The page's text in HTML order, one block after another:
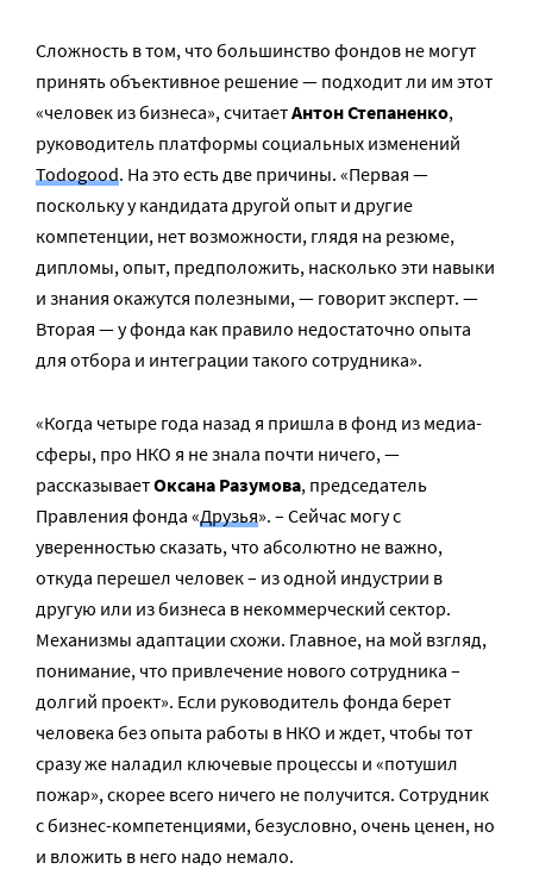
Сложность в том, что большинство фондов не могут
принять объективное решение — подходит ли им этот
«человек из бизнеса», считаетАнтон Степаненко,
руководитель платформы социальных изменений
Todogood. На это есть две причины. «Первая —
поскольку у кандидата другой опыт и другие
компетенции, нет возможности, глядя на резюме,
дипломы, опыт, предположить, насколько эти навыки
и знания окажутся полезными, — говорит эксперт. —
Вторая — у фонда как правило недостаточно опыта
для отбора и интеграции такого сотрудника».
«Когда четыре года назад я пришла в фонд из медиа-
сферы, про НКО я не знала почти ничего, —
рассказываетОксана Разумова, председатель
Правления фонда «Друзья». – Сейчас могу с
уверенностью сказать, что абсолютно не важно,
откуда перешел человек – из одной индустрии в
другую или из бизнеса в некоммерческий сектор.
Механизмы адаптации схожи. Главное, на мой взгляд,
понимание, что привлечение нового сотрудника –
долгий проект». Если руководитель фонда берет
человека без опыта работы в НКО и ждет, чтобы тот
сразу же наладил ключевые процессы и «потушил
пожар», скорее всего ничего не получится. Сотрудник
с бизнес-компетенциями, безусловно, очень ценен, но
и вложить в него надо немало.